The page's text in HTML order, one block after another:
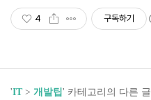
4 구독하기
'IT> 개발팁 ' 카테고리의 다른 글